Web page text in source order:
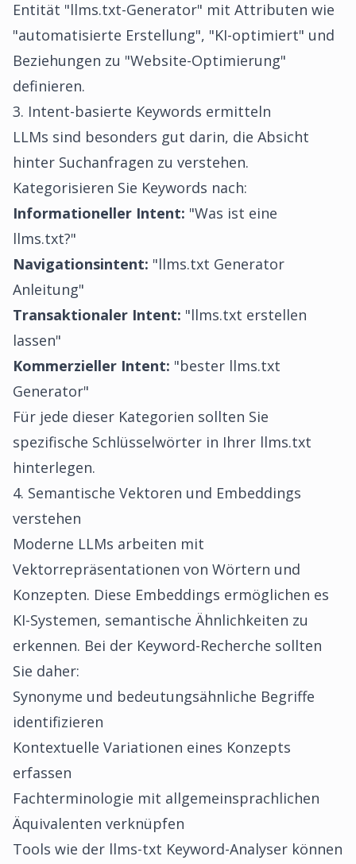
Entität "llms.txt-Generator" mit Attributen wie
"automatisierte Erstellung", "KI-optimiert" und
Beziehungen zu "Website-Optimierung"
definieren.
3. Intent-basierte Keywords ermitteln
LLMs sind besonders gut darin, die Absicht
hinter Suchanfragen zu verstehen.
Kategorisieren Sie Keywords nach:
Informationeller Intent: "Was ist eine
llms.txt?"
Navigationsintent: "llms.txt Generator
Anleitung"
Transaktionaler Intent: "llms.txt erstellen
lassen"
Kommerzieller Intent: "bester llms.txt
Generator"
Für jede dieser Kategorien sollten Sie
spezifische Schlüsselwörter in Ihrer llms.txt
hinterlegen.
4. Semantische Vektoren und Embeddings
verstehen
Moderne LLMs arbeiten mit
Vektorrepräsentationen von Wörtern und
Konzepten. Diese Embeddings ermöglichen es
KI-Systemen, semantische Ähnlichkeiten zu
erkennen. Bei der Keyword-Recherche sollten
Sie daher:
Synonyme und bedeutungsähnliche Begriffe
identifizieren
Kontextuelle Variationen eines Konzepts
erfassen
Fachterminologie mit allgemeinsprachlichen
Äquivalenten verknüpfen
Tools wie der llms-txt Keyword-Analyser können